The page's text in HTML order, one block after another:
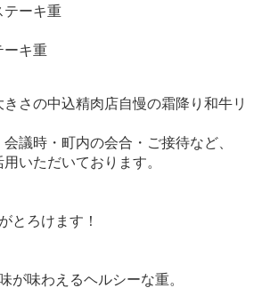
ーキ重
さの中込精肉店自慢の霜降り和牛リ
議時・町内の会合・ご接待など、
いただいております。
とろけます！
が味わえるヘルシーな重。